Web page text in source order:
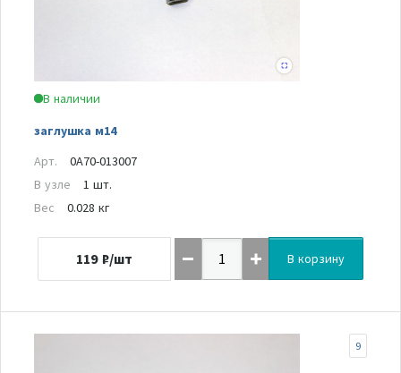
В наличии
заглушка м14
Арт.
0A70-013007
В узле
1 шт.
Вес
0.028 кг
119 ₽/шт В корзину
9